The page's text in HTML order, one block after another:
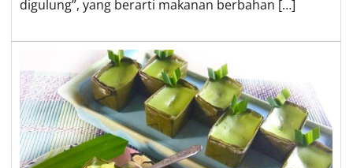
CULINARY
Mi Aceh Goreng: Kelezatan Kuliner Khas Serambi
Mekkah
Dino Land May 13, 2024 0